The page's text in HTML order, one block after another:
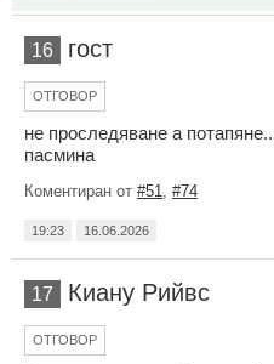
16 гост
ОТГОВОР
не проследяване а
пасмина
Коментиран от #51 #74
19:23 16.06.2026
17 Киану Рийвс
ОТГОВОР